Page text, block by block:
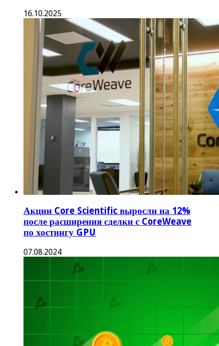
16.10.2025
Акции Core Scientific выросли на 12%
после расширения сделки с CoreWeave
по хостингу GPU
07.08.2024